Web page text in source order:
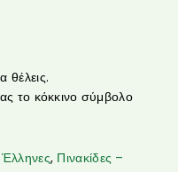
το κόκκινο σύμβολο
Έλληνες, Πινακίδες –